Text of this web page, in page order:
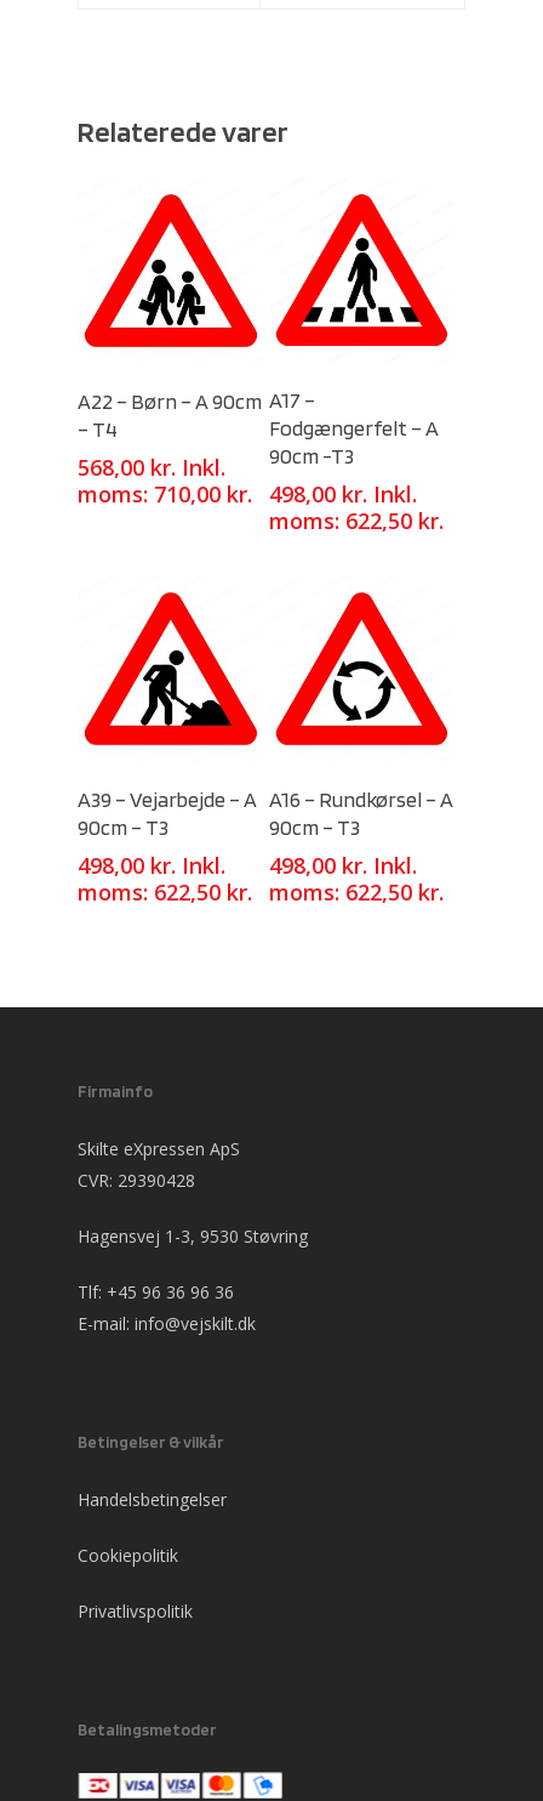
Relaterede varer
A22 – Børn – A 90cm
– T4
568,00 kr. Inkl.
moms: 710,00 kr.
A17 –
Fodgængerfelt – A
90cm -T3
498,00 kr. Inkl.
moms: 622,50 kr.
A39 – Vejarbejde – A
90cm – T3
498,00 kr. Inkl.
moms: 622,50 kr.
A16 – Rundkørsel – A
90cm – T3
498,00 kr. Inkl.
moms: 622,50 kr.
Firmainfo
Skilte eXpressen ApS
CVR: 29390428
Hagensvej 1-3, 9530 Støvring
Tlf: +45 96 36 96 36
E-mail: info@vejskilt.dk
Betingelser & vilkår
Handelsbetingelser
Cookiepolitik
Privatlivspolitik
Betalingsmetoder